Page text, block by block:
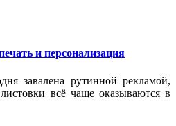
и персонализация
завалена рутинной рекламой,
всё чаще оказываются в